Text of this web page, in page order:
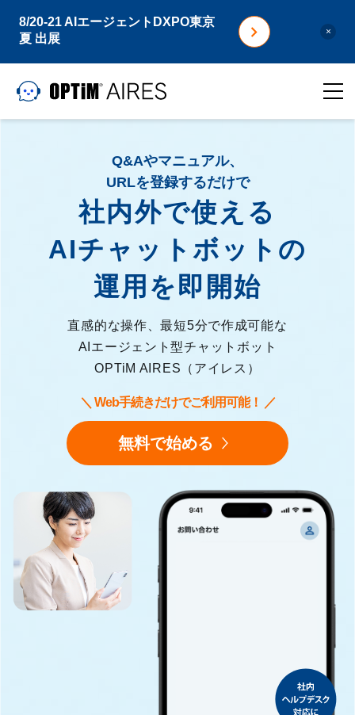
8/20-21 AIエージェントDXPO東京
夏 出展
×
Q&Aやマニュアル、
URLを登録するだけで
社内外で使える
AIチャットボットの
運用を即開始
直感的な操作、最短5分で作成可能な
AIエージェント型チャットボット
OPTiM AIRES（アイレス）
＼ Web手続きだけでご利用可能！ ／
無料で始める